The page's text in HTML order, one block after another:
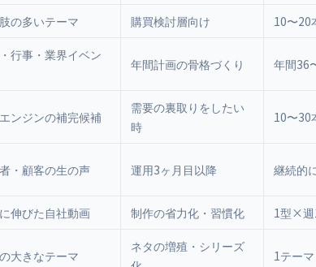
の多いテーマ 購買検討層向け 10〜20
行事・業界イベン
年間計画の骨格づくり 年間36
ンジンの補完候補
需要の裏取りをしたい
時
10〜30
・顧客の生の声 運用3ヶ月目以降 継続的
伸びた自社動画 制作の省力化・習慣化 1型×週
大きなテーマ
ネタの増殖・シリーズ
1テー